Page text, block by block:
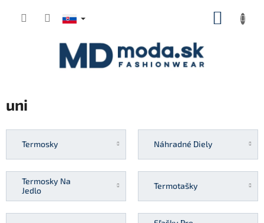
uni
Termosky Náhradné Diely
Termosky Na
Jedlo
Termotašky